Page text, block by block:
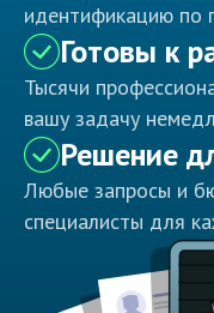
идентификацию по
Готовы к
Тысячи
вашу задачу
Решение
Любые запросы и
специалисты для